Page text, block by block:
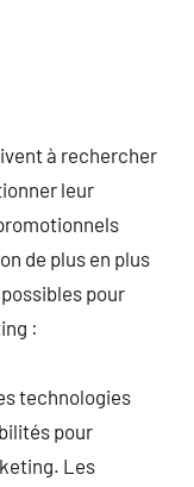
à rechercher
leur
de plus en plus
pour
:
technologies
pour
Les